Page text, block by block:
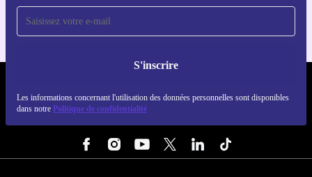
S'inscrire
Les informations concernant l'utilisation des données personnelles sont disponibles
dans notre Politique de confidentialité